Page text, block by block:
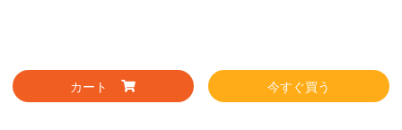
カート 今すぐ買う